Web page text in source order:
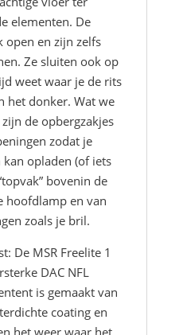
elementen. De
open en zijn zelfs
Ze sluiten ook op
weet waar je de rits
het donker. Wat we
de opbergzakjes
zodat je
opladen (of iets
bovenin de
hoofdlamp en van
zoals je bril.
De MSR Freelite 1
DAC NFL
is gemaakt van
coating en